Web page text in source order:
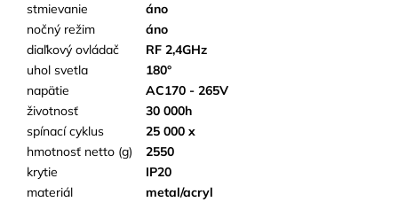
stmievanie
áno
nočný režim
áno
diaľkový ovládač
RF 2,4GHz
uhol svetla
180°
napätie
AC170 - 265V
životnosť
30 000h
spínací cyklus
25 000 x
hmotnosť netto (g)
2550
krytie
IP20
materiál
metal/acryl